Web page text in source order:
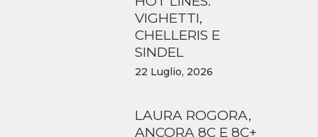
VIGHETTI,
CHELLERIS E
SINDEL
22 Luglio, 2026
LAURA ROGORA,
ANCORA 8C E 8C+